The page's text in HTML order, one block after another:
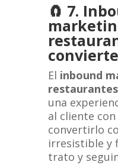
🧲 7.
El inbound
restaurantes
una
al cliente
convertirlo
irresistible y
trato y